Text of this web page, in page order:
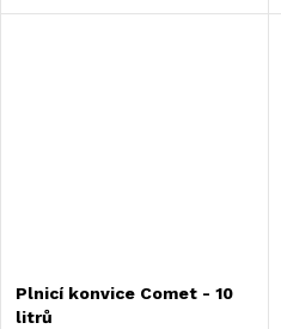
karavanu, obytného auta
Plnicí konvice Comet - 10
litrů